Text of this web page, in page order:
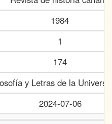
1984
1
174
y Letras de la
2024-07-06